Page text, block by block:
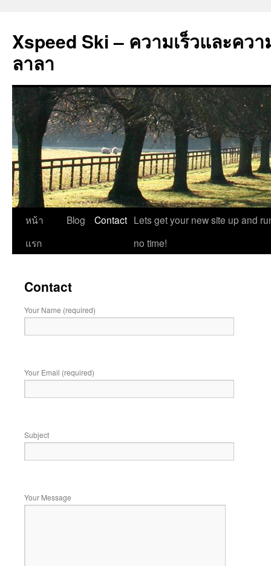
Xspeed Ski – ความเร็วและคว
ลาลา
ข้าม
ไป
เนื้อหา
หน้า
แรก
Blog Contact Lets get your new site up and
no time!
Contact
Your Name (required)
Your Email (required)
Subject
Your Message